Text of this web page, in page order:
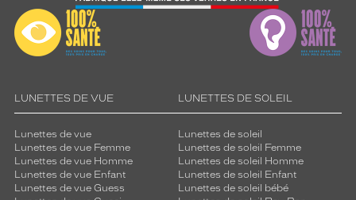
LUNETTES DE VUE
Lunettes de vue
Lunettes de vue Femme
Lunettes de vue Homme
Lunettes de vue Enfant
Lunettes de vue Guess
LUNETTES DE SOLEIL
Lunettes de soleil
Lunettes de soleil Femme
Lunettes de soleil Homme
Lunettes de soleil Enfant
Lunettes de soleil bébé